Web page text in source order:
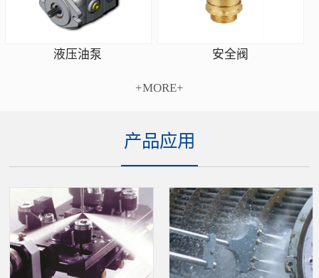
液压油泵 安全阀
+MORE+
产品应用